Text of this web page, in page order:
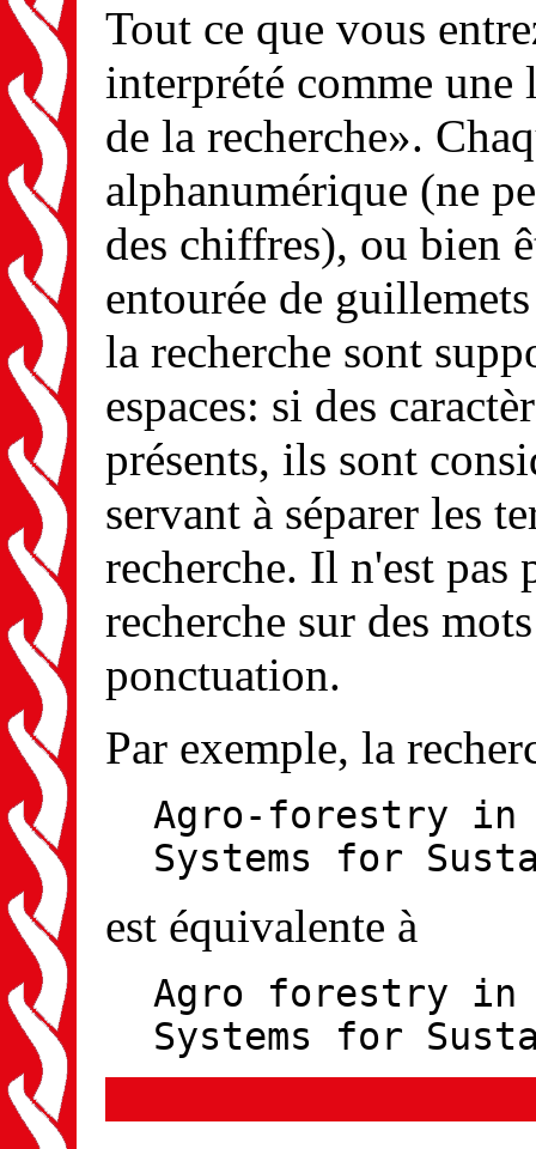
Tout ce que vous
interprété comme une
de la recherche».
alphanumérique (ne
des chiffres), ou bien
entourée de
la recherche sont
espaces: si des
présents, ils sont
servant à séparer les
recherche. Il n'est pas
recherche sur des
ponctuation.
Par exemple, la
Agro-forestry
Systems for
est équivalente à
Agro forestry
Systems for